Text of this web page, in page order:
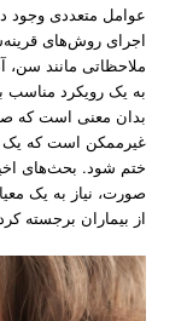
عوامل متعددی وجود
اجرای روش‌های
ملاحظاتی مانند سن،
به یک رویکرد مناسب
بدان معنی است که
غیرممکن است که یک
ختم شود. بحث‌های
صورت، نیاز به یک
از بیماران برجسته